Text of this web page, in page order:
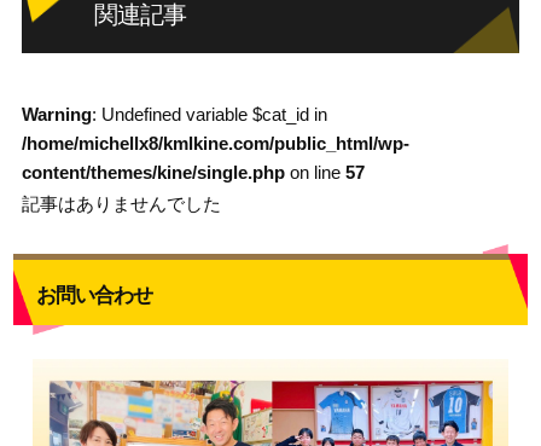
関連記事
Warning: Undefined variable $cat_id in
/home/michellx8/kmlkine.com/public_html/wp-
content/themes/kine/single.phpon line 57
記事はありませんでした
お問い合わせ